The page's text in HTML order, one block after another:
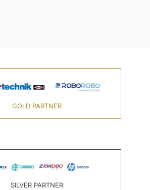
GOLD PARTNER
SILVER PARTNER